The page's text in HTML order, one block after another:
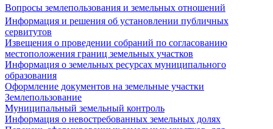
Вопросы землепользования и земельных отношений
Информация и решения об установлении публичных
сервитутов
Извещения о проведении собраний по согласованию
местоположения границ земельных участков
Информация о земельных ресурсах муниципального
образования
Оформление документов на земельные участки
Землепользование
Муниципальный земельный контроль
Информация о невостребованных земельных долях